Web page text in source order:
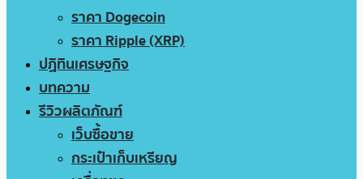
ราคา Dogecoin
ราคา Ripple (XRP)
ปฏิทินเศรษฐกิจ
บทความ
รีวิวผลิตภัณฑ์
เว็บซื้อขาย
กระเป๋าเก็บเหรียญ